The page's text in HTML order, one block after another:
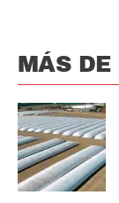
MÁS DE